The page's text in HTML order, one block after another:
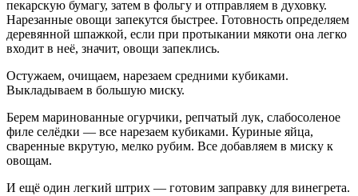
пекарскую бумагу, затем в фольгу и отправляем в духовку.
Нарезанные овощи запекутся быстрее. Готовность определяем
деревянной шпажкой, если при протыкании мякоти она легко
входит в неё, значит, овощи запеклись.
Остужаем, очищаем, нарезаем средними кубиками.
Выкладываем в большую миску.
Берем маринованные огурчики, репчатый лук, слабосоленое
филе селёдки — все нарезаем кубиками. Куриные яйца,
сваренные вкрутую, мелко рубим. Все добавляем в миску к
овощам.
И ещё один легкий штрих — готовим заправку для винегрета.